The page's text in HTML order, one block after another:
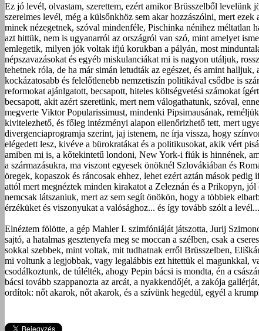
Ez jó levél, olvastam, szerettem, ezért amikor Brüsszelből levelünk
szerelmes levél, még a külsőnkhöz sem akar hozzászólni, mert
minek nézegetnek, szóval mindenféle, Pischinka nénihez
azt hittük, nem is ugyanarról az országról van szó, mint amelyet
emlegetik, milyen jók voltak ifjú korukban a pályán, most
népszavazásokat és egyéb miskulanciákat mi is nagyon utáljuk,
tehetnek róla, de ha már simán letudták az egészet, és amint
kockázatosabb és felelőtlenebb nemzetiszín politikával csődbe is
reformokat ajánlgatott, becsapott, hiteles költségvetési számokat
becsapott, akit azért szeretünk, mert nem válogathatunk, szóval,
megverte Viktor Popularissimust, mindenki Pipsimausának,
kivitelezhető, és főleg intézményi alapon ellenőrizhető tett, mert
divergenciaprogramja szerint, jaj istenem, ne írja vissza, hogy
elégedett lesz, kivéve a bürokratákat és a politikusokat, akik vért
amiben mi is, a kőtekintetű londoni, New York-i fiúk is hinnének,
a származásukra, ma viszont egyesek önöknél Szlovákiában és
öregek, kopaszok és ráncosak ehhez, lehet ezért aztán mások
attól mert megnéztek minden kirakatot a Zeleznán és a Prikopyn,
nemcsak látszaniuk, mert az sem segít önökön, hogy a többiek
érzéküket és viszonyukat a valósághoz... és így tovább szólt a levél...
Elnéztem fölötte, a gép Mahler I. szimfóniáját játszotta, Jurij
sajtó, a hatalmas gesztenyefa meg se moccan a szélben, csak a
sokkal szebbek, mint voltak, mit tudhatnak erről Brüsszelben,
mi voltunk a legjobbak, vagy legalábbis ezt hitettük el magunkkal,
csodálkoztunk, de túlélték, ahogy Pepin bácsi is mondta, én a
bácsi tovább szappanozta az arcát, a nyakkendőjét, a zakója
ordítok: nőt akarok, nőt akarok, és a szívünk hegedül, egyél a